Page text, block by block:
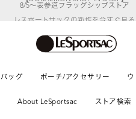
バッグ ポーチ/アクセサリー ウ
About LeSportsac ストア検索